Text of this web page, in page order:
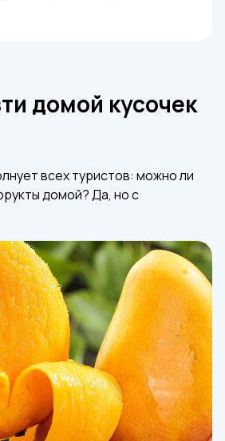
домой кусочек
всех туристов: можно ли
домой? Да, но с